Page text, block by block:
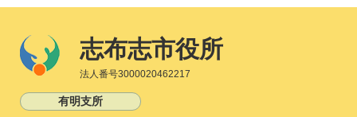
志布志市役所
法人番号3000020462217
有明支所